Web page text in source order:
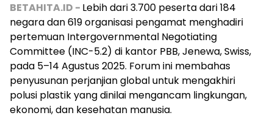
BETAHITA.ID - Lebih dari 3.700 peserta dari 184
negara dan 619 organisasi pengamat menghadiri
pertemuan Intergovernmental Negotiating
Committee (INC-5.2) di kantor PBB, Jenewa, Swiss,
pada 5–14 Agustus 2025. Forum ini membahas
penyusunan perjanjian global untuk mengakhiri
polusi plastik yang dinilai mengancam lingkungan,
ekonomi, dan kesehatan manusia.